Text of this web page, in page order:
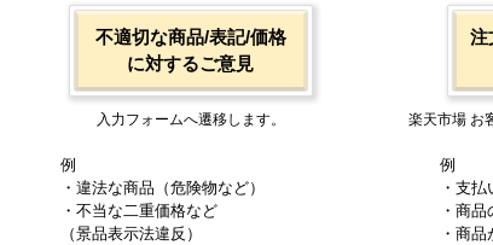
不適切な商品/表記/価格
に対するご意見
入力フォームへ遷移します。
例
・違法な商品（危険物など）
・不当な二重価格など
（景品表示法違反）
注
楽天市場 お
例
・支払
・商
・商